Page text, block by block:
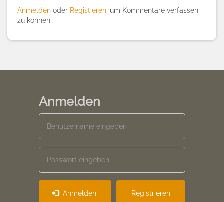
Anmelden oder Registieren , um Kommentare verfassen
zu können
Anmelden
Anmelden Registrieren